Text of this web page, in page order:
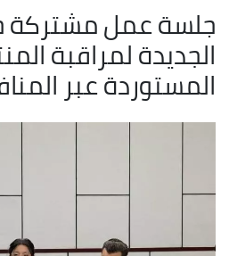
جلسة عمل مشتركة
الجديدة لمراقبة
المستوردة عبر